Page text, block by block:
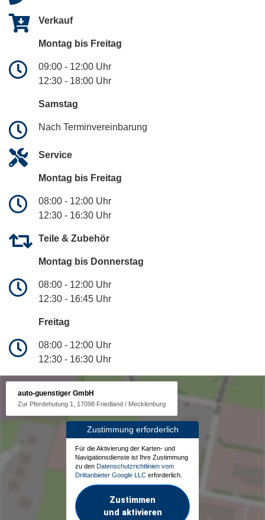
Verkauf
Montag bis Freitag
09:00 - 12:00 Uhr
12:30 - 18:00 Uhr
Samstag
Nach Terminvereinbarung
Service
Montag bis Freitag
08:00 - 12:00 Uhr
12:30 - 16:30 Uhr
Teile & Zubehör
Montag bis Donnerstag
08:00 - 12:00 Uhr
12:30 - 16:45 Uhr
Freitag
08:00 - 12:00 Uhr
12:30 - 16:30 Uhr
auto-guenstiger GmbH
Zur Pferdehutung 1, 17098 Friedland / Mecklenburg
Zustimmung erforderlich
Für die Aktivierung der Karten- und
Navigationsdienste ist Ihre Zustimmung
zu den Datenschutzrichtlinien vom
Drittanbieter Google LLC erforderlich.
Zustimmen
und aktivieren